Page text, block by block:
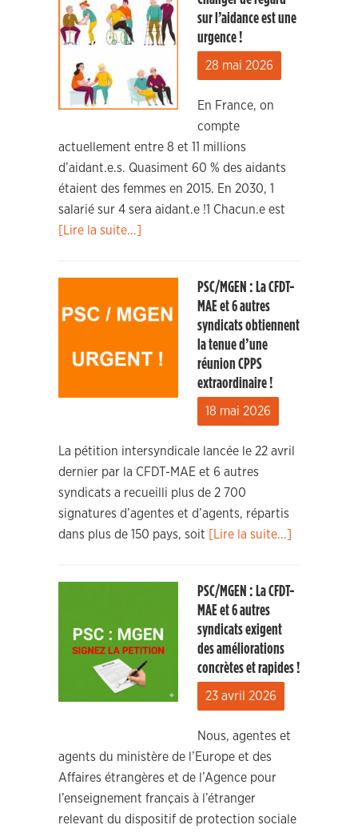
sur l’aidance est une
urgence !
28 mai 2026
En France, on
compte
actuellement entre 8 et 11 millions
d’aidant.e.s. Quasiment 60 % des aidants
étaient des femmes en 2015. En 2030, 1
salarié sur 4 sera aidant.e !1 Chacun.e est
[Lire la suite...]
PSC/MGEN : La CFDT-
MAE et 6 autres
syndicats obtiennent
la tenue d’une
réunion CPPS
extraordinaire !
18 mai 2026
La pétition intersyndicale lancée le 22 avril
dernier par la CFDT-MAE et 6 autres
syndicats a recueilli plus de 2 700
signatures d’agentes et d’agents, répartis
dans plus de 150 pays, soit
[Lire la suite...]
PSC/MGEN : La CFDT-
MAE et 6 autres
syndicats exigent
des améliorations
concrètes et rapides !
23 avril 2026
Nous, agentes et
agents du ministère de l’Europe et des
Affaires étrangères et de l’Agence pour
l’enseignement français à l’étranger
relevant du dispositif de protection sociale